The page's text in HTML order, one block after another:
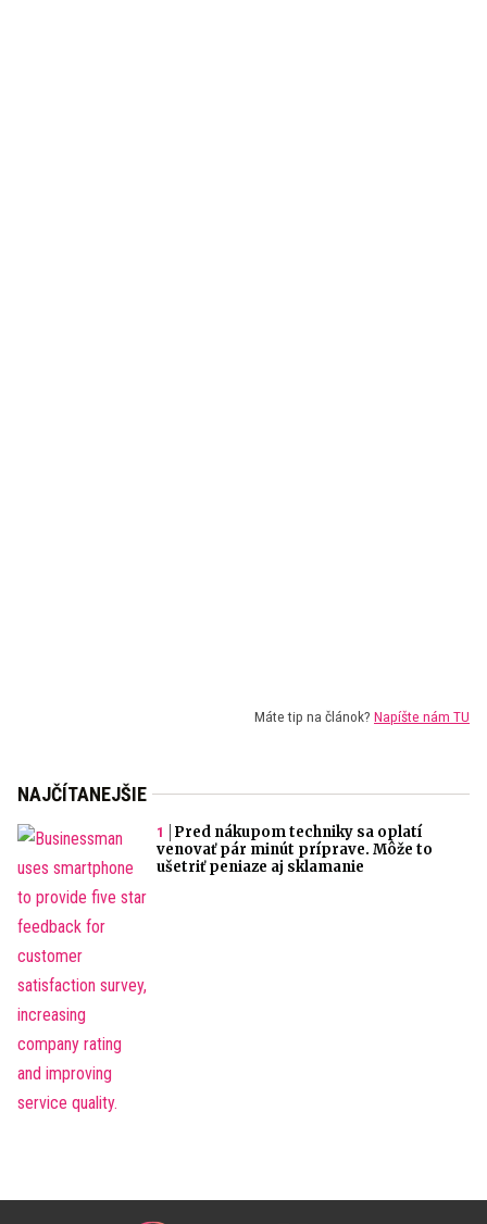
Máte tip na článok? Napíšte nám TU
NAJČÍTANEJŠIE
Pred nákupom techniky sa oplatí
venovať pár minút príprave. Môže to
ušetriť peniaze aj sklamanie